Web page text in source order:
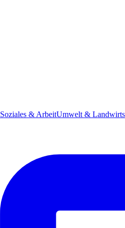
Soziales & ArbeitUmwelt &